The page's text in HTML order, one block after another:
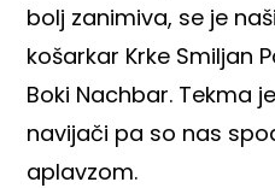
bolj zanimiva, se je
košarkar Krke Smiljan
Boki Nachbar. Tekma
navijači pa so nas
aplavzom.